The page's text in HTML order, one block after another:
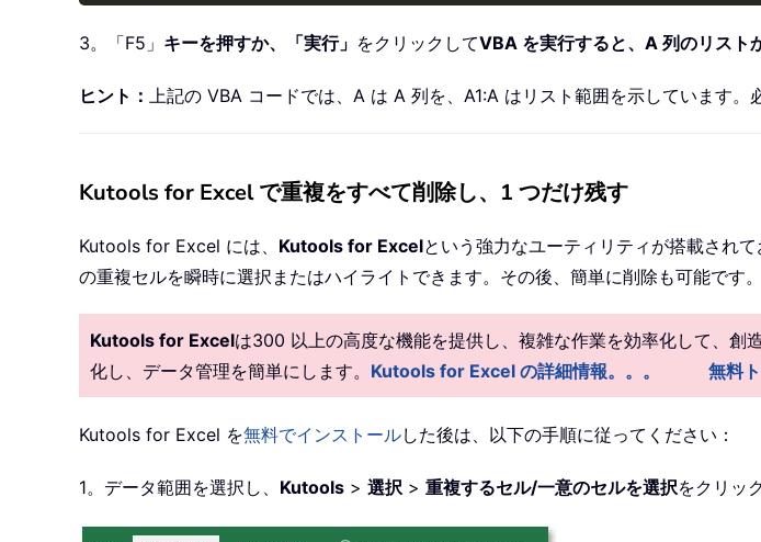
3。「F5」 キーを押すか、「実行」 をクリックしてVBA を実行すると、A 列のリスト
ヒント： 上記の VBA コードでは、A は A 列を、A1:A はリスト範囲を示しています。
Kutools for Excel で重複をすべて削除し、1 つだけ残す
Kutools for Excel には、 Kutools for Excelという強力なユーティリティが搭載されて
の重複セルを瞬時に選択またはハイライトできます。その後、簡単に削除も可能です。
Kutools for Excelは300 以上の高度な機能を提供し、複雑な作業を効率化して、創
化し、データ管理を簡単にします。 Kutools for Excel の詳細情報。。。 無料
Kutools for Excel を無料でインストールした後は、以下の手順に従ってください：
1。データ範囲を選択し、 Kutools > 選択 > 重複するセル/一意のセルを選択をクリッ